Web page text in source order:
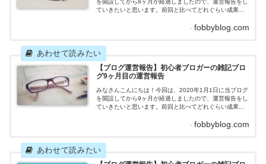
を開設してから8ヶ月が経過しましたので、運営報告をし
ていきたいと思います。前回と比べてどれぐらい成果を
な結果になったのでしょうか。それではさっそくいって
標を達成することができませんでした。。。祝日やお盆
休...
fobbyblog.com
【ブログ運営報告】初心者ブロガーの雑記ブロ
グ9ヶ月目の運営報告
みなさんこんにちは！今回は、2020年1月1日に当ブログ
を開設してから9ヶ月が経過しましたので、運営報告をし
ていきたいと思います。前回と比べてどれぐらい成果を
な結果になったのでしょうか。それではさっそくいって
標を達成することができませんでした。先月時点では後
半...
fobbyblog.com